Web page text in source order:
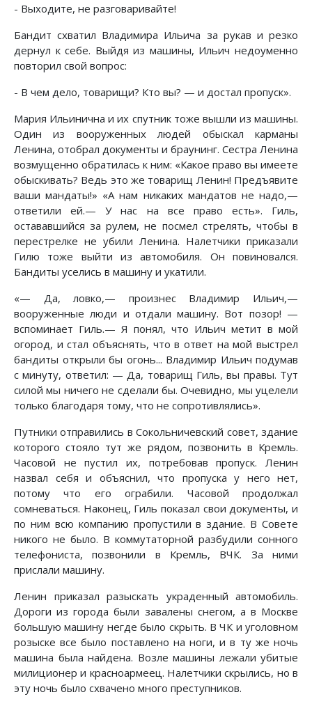
- Выходите, не разговаривайте!
Бандит схватил Владимира Ильича за рукав и резко
дернул к себе. Выйдя из машины, Ильич недоуменно
повторил свой вопрос:
- В чем дело, товарищи? Кто вы? — и достал пропуск».
Мария Ильинична и их спутник тоже вышли из машины.
Один из вооруженных людей обыскал карманы
Ленина, отобрал документы и браунинг. Сестра Ленина
возмущенно обратилась к ним: «Какое право вы имеете
обыскивать? Ведь это же товарищ Ленин! Предъявите
ваши мандаты!» «А нам никаких мандатов не надо,—
ответили ей.— У нас на все право есть». Гиль,
остававшийся за рулем, не посмел стрелять, чтобы в
перестрелке не убили Ленина. Налетчики приказали
Гилю тоже выйти из автомобиля. Он повиновался.
Бандиты уселись в машину и укатили.
«— Да, ловко,— произнес Владимир Ильич,—
вооруженные люди и отдали машину. Вот позор! —
вспоминает Гиль.— Я понял, что Ильич метит в мой
огород, и стал объяснять, что в ответ на мой выстрел
бандиты открыли бы огонь... Владимир Ильич подумав
с минуту, ответил: — Да, товарищ Гиль, вы правы. Тут
силой мы ничего не сделали бы. Очевидно, мы уцелели
только благодаря тому, что не сопротивлялись».
Путники отправились в Сокольничевский совет, здание
которого стояло тут же рядом, позвонить в Кремль.
Часовой не пустил их, потребовав пропуск. Ленин
назвал себя и объяснил, что пропуска у него нет,
потому что его ограбили. Часовой продолжал
сомневаться. Наконец, Гиль показал свои документы, и
по ним всю компанию пропустили в здание. В Совете
никого не было. В коммутаторной разбудили сонного
телефониста, позвонили в Кремль, ВЧК. За ними
прислали машину.
Ленин приказал разыскать украденный автомобиль.
Дороги из города были завалены снегом, а в Москве
большую машину негде было скрыть. В ЧК и уголовном
розыске все было поставлено на ноги, и в ту же ночь
машина была найдена. Возле машины лежали убитые
милиционер и красноармеец. Налетчики скрылись, но в
эту ночь было схвачено много преступников.